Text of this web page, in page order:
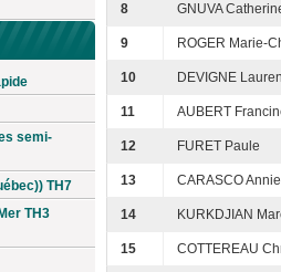
semi-
TH7
TH3
8 GNUVA
9 ROGER Marie-
10 DEVIGNE
11 AUBERT
12 FURET Paule
13 CARASCO Annie
14 KURKDJIAN
15 COTTEREAU